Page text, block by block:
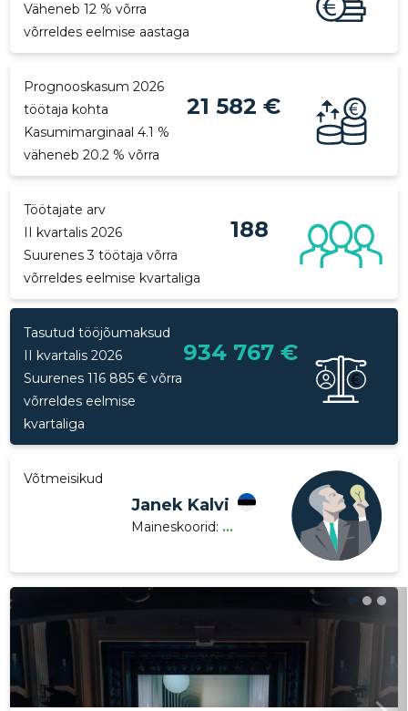
Väheneb 12 % võrra
võrreldes eelmise aastaga
Prognooskasum 2026
töötaja kohta
21 582 €
Kasumimarginaal 4.1 %
väheneb 20.2 % võrra
Töötajate arv
II kvartalis 2026
188
Suurenes 3 töötaja võrra
võrreldes eelmise kvartaliga
Tasutud tööjõumaksud
II kvartalis 2026
934 767 €
Suurenes 116 885 € võrra
võrreldes eelmise
kvartaliga
Võtmeisikud
Janek Kalvi
Maineskoorid: ...
Saaja e-mail
Sinu nimi
Sinu kommentaar
Saaja e-mail
Sinu kommentaar
Saaja e-mail
Sinu kommentaar